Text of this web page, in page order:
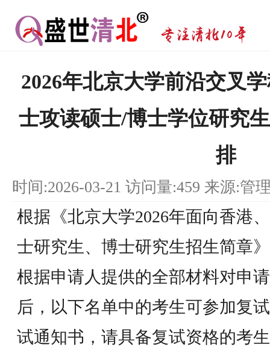
2026年北京大学前沿交叉
士攻读硕士/博士学位研究
排
时间:2026-03-21 访问量:459 来源:管
根据《北京大学2026年面向香港
士研究生、博士研究生招生简章
根据申请人提供的全部材料对申
后，以下名单中的考生可参加复
试通知书，请具备复试资格的考